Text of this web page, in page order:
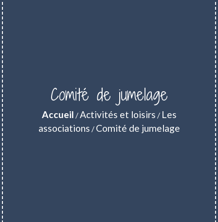
Comité de jumelage
Accueil / Activités et loisirs / Les
associations / Comité de jumelage